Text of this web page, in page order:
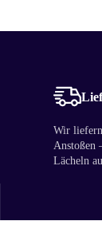
Wir
Anstoßen
Lächeln